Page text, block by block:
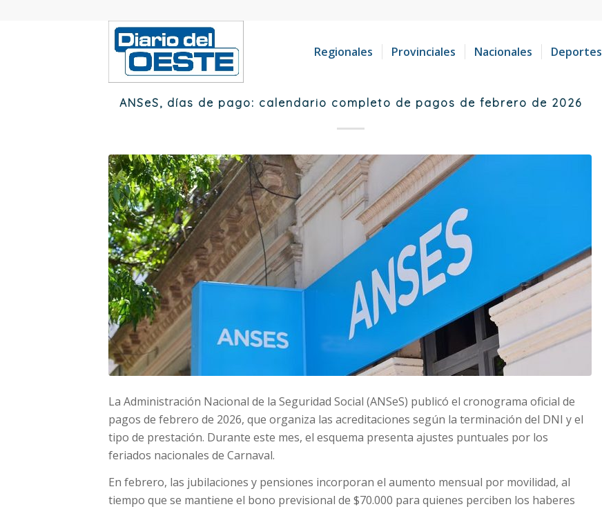
Regionales Provinciales Nacionales Deportes
ANSeS, días de pago: calendario completo de pagos de febrero de 2026
La Administración Nacional de la Seguridad Social (ANSeS) publicó el cronograma oficial de
pagos de febrero de 2026, que organiza las acreditaciones según la terminación del DNI y el
tipo de prestación. Durante este mes, el esquema presenta ajustes puntuales por los
feriados nacionales de Carnaval.
En febrero, las jubilaciones y pensiones incorporan el aumento mensual por movilidad, al
tiempo que se mantiene el bono previsional de $70.000 para quienes perciben los haberes